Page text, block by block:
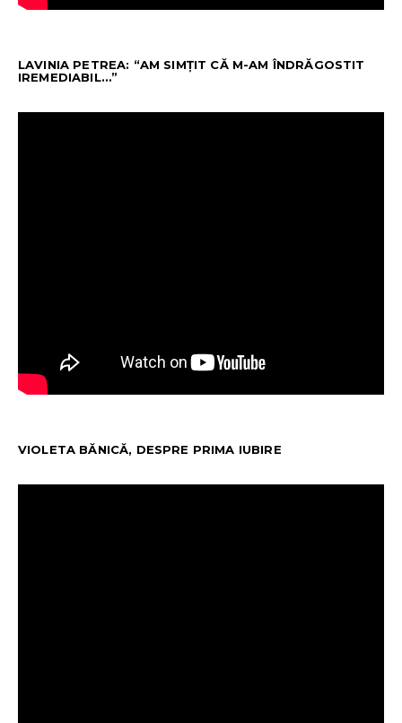
LAVINIA PETREA: “AM SIMȚIT CĂ M-AM ÎNDRĂGOSTIT
IREMEDIABIL…”
VIOLETA BĂNICĂ, DESPRE PRIMA IUBIRE